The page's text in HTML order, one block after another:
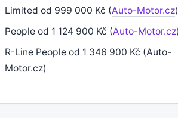
Limited od 999 000 Kč (Auto-Motor.cz)
People od 1 124 900 Kč (Auto-Motor.cz)
R-Line People od 1 346 900 Kč (Auto-
Motor.cz)